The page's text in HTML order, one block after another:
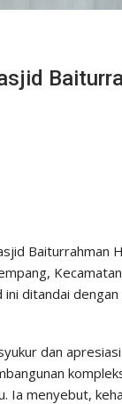
Baiturrahman
ditandai
dan
Ia menyebut,